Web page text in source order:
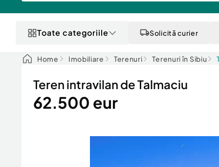
Toate categoriile Solicită curier
Home Imobiliare Terenuri Terenuri în Sibiu
Teren intravilan de Talmaciu
62.500 eur